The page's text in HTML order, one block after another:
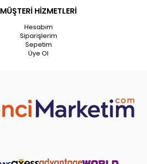
MÜŞTERİ HİZMETLERİ
Hesabım
Siparişlerim
Sepetim
Üye Ol